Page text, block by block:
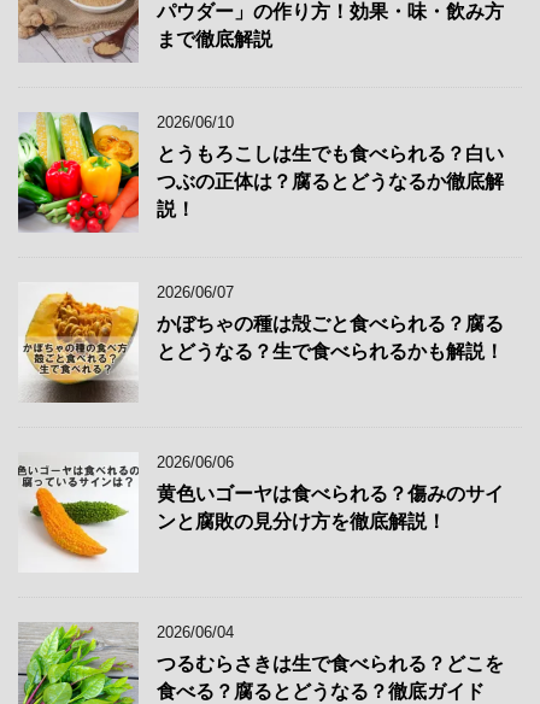
パウダー」の作り方！効果・味・飲み方
まで徹底解説
2026/06/10
とうもろこしは生でも食べられる？白い
つぶの正体は？腐るとどうなるか徹底解
説！
2026/06/07
かぼちゃの種は殻ごと食べられる？腐る
とどうなる？生で食べられるかも解説！
2026/06/06
黄色いゴーヤは食べられる？傷みのサイ
ンと腐敗の見分け方を徹底解説！
2026/06/04
つるむらさきは生で食べられる？どこを
食べる？腐るとどうなる？徹底ガイド